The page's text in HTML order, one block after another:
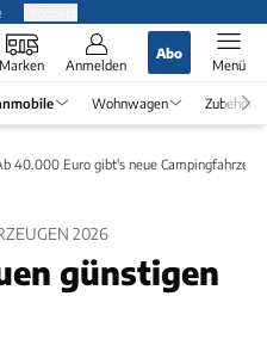
Marken Anmelden
Abo
Menü
Wohnwagen Zubehör
40.000 Euro gibt's neue
2026
günstigen